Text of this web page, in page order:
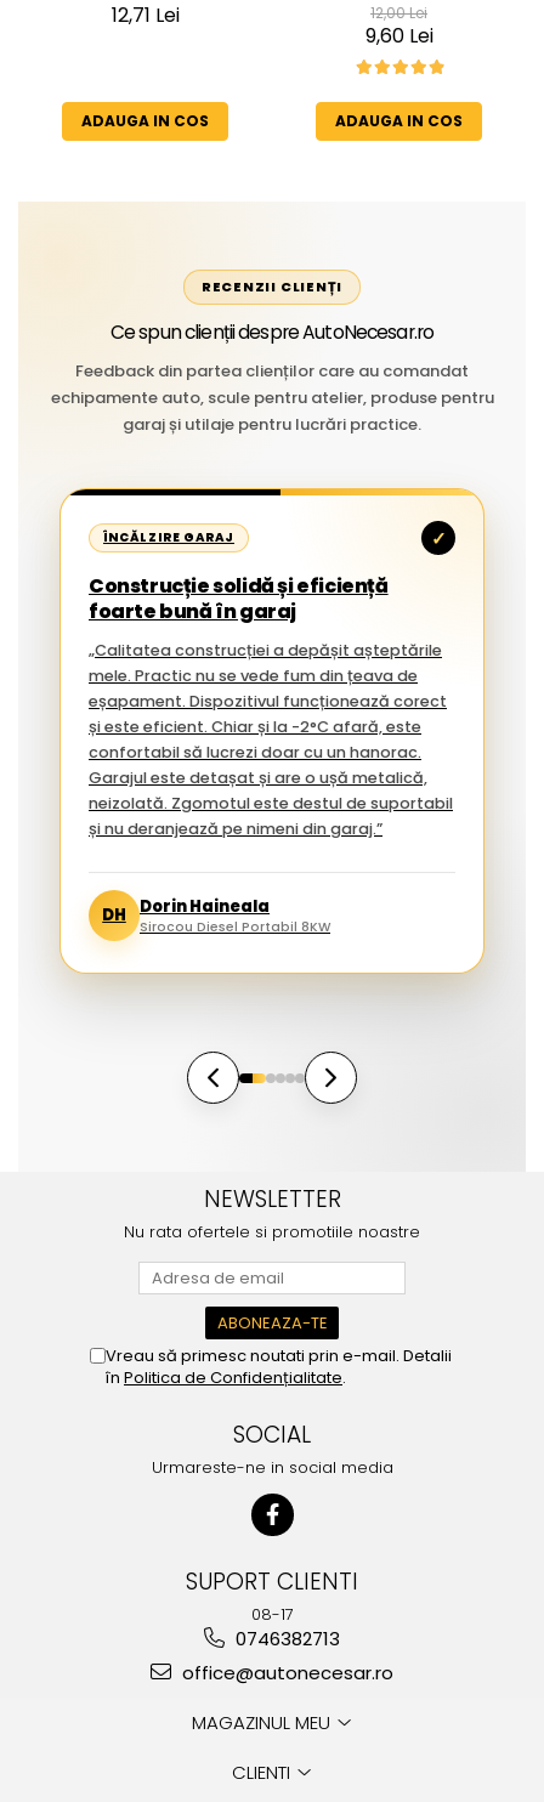
Cheder de Etanșare
Aplicații Vânzare la Metru
Liniar
12,71 Lei
ADAUGA IN COS
Etanșare Uși rezistent la
intemperii, raze UV,
îmbătrânire și temperaturi
12,00 Lei
9,60 Lei
ADAUGA IN COS
RECENZII CLIENȚI
Ce spun clienții despre AutoNecesar.ro
Feedback din partea clienților care au comandat
echipamente auto, scule pentru atelier, produse pentru
garaj și utilaje pentru lucrări practice.
ÎNCĂLZIRE GARAJ ✓
Construcție solidă și eficiență
foarte bună în garaj
„Calitatea construcției a depășit așteptările
mele. Practic nu se vede fum din țeava de
eșapament. Dispozitivul funcționează corect
și este eficient. Chiar și la -2°C afară, este
confortabil să lucrezi doar cu un hanorac.
Garajul este detașat și are o ușă metalică,
neizolată. Zgomotul este destul de suportabil
și nu deranjează pe nimeni din garaj.”
DH Dorin Haineala
Sirocou Diesel Portabil 8KW
NEWSLETTER
Nu rata ofertele si promotiile noastre
Vreau să primesc noutati prin e-mail. Detalii
în Politica de Confidențialitate.
SOCIAL
Urmareste-ne in social media
SUPORT CLIENTI
08-17
0746382713
office@autonecesar.ro
MAGAZINUL MEU
CLIENTI